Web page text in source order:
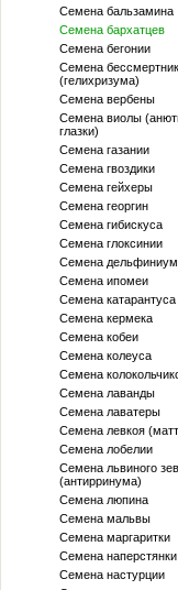
Семена бальзамина
Семена бархатцев
Семена бегонии
Семена
(гелихризума)
Семена вербены
Семена виолы
глазки)
Семена газании
Семена гвоздики
Семена гейхеры
Семена георгин
Семена гибискуса
Семена глоксинии
Семена
Семена ипомеи
Семена катарантуса
Семена кермека
Семена кобеи
Семена колеуса
Семена
Семена лаванды
Семена лаватеры
Семена левкоя
Семена лобелии
Семена львиного
(антирринума)
Семена люпина
Семена мальвы
Семена маргаритки
Семена наперстянки
Семена настурции